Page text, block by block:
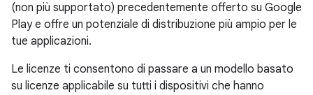
(non più supportato) precedentemente offerto su Google
Play e offre un potenziale di distribuzione più ampio per le
tue applicazioni.
Le licenze ti consentono di passare a un modello basato
su licenze applicabile su tutti i dispositivi che hanno